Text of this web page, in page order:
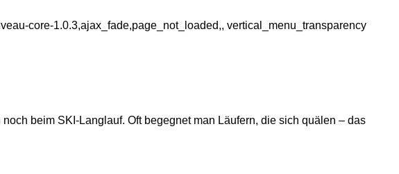
core-1.0.3,ajax_fade,page_not_loaded,, vertical_menu_transparency
beim SKI-Langlauf. Oft begegnet man Läufern, die sich quälen – das